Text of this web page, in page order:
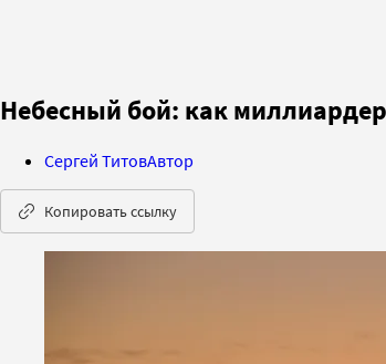
Небесный бой: как
Сергей ТитовАвтор
Копировать ссылку